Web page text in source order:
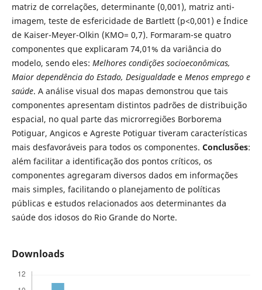
matriz de correlações, determinante (0,001), matriz anti-
imagem, teste de esfericidade de Bartlett (p<0,001) e Índice
de Kaiser-Meyer-Olkin (KMO= 0,7). Formaram-se quatro
componentes que explicaram 74,01% da variância do
modelo, sendo eles: Melhores condições socioeconômicas,
Maior dependência do Estado, Desigualdadee Menos emprego e
saúde. A análise visual dos mapas demonstrou que tais
componentes apresentam distintos padrões de distribuição
espacial, no qual parte das microrregiões Borborema
Potiguar, Angicos e Agreste Potiguar tiveram características
mais desfavoráveis para todos os componentes. Conclusões:
além facilitar a identificação dos pontos críticos, os
componentes agregaram diversos dados em informações
mais simples, facilitando o planejamento de políticas
públicas e estudos relacionados aos determinantes da
saúde dos idosos do Rio Grande do Norte.
Downloads